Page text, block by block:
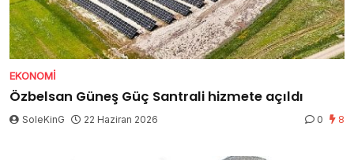
EKONOMI
Özbelsan Güneş Güç Santrali hizmete açıldı
SoleKinG 22 Haziran 2026 0 8